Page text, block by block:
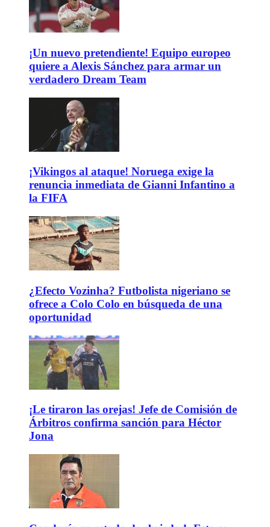
¡Un nuevo pretendiente! Equipo europeo
quiere a Alexis Sánchez para armar un
verdadero Dream Team
¡Vikingos al ataque! Noruega exige la
renuncia inmediata de Gianni Infantino a
la FIFA
¿Efecto Vozinha? Futbolista nigeriano se
ofrece a Colo Colo en búsqueda de una
oportunidad
¡Le tiraron las orejas! Jefe de Comisión de
Árbitros confirma sanción para Héctor
Jona